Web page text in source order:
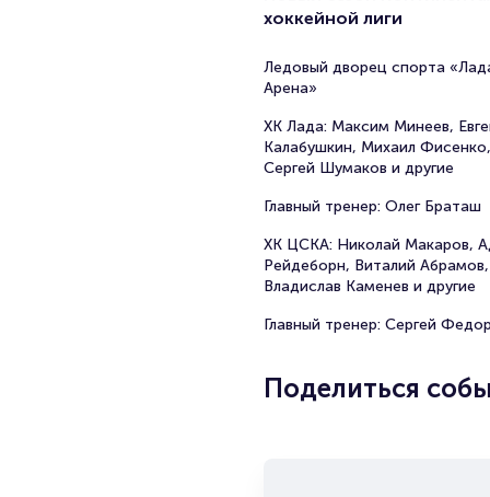
хоккейной лиги
Ледовый дворец спорта
Арена»
ХК Лада: Максим Минеев,
Калабушкин, Михаил Фисенко,
Сергей Шумаков и другие
Главный тренер: Олег Браташ
ХК ЦСКА: Николай Макаров,
Рейдеборн, Виталий Абрамов,
Владислав Каменев и другие
Главный тренер: Сергей
Поделиться